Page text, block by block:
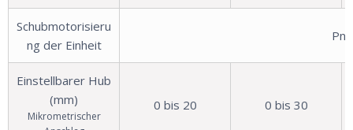
Schubmotorisieru
ng der Einheit
Einstellbarer Hub
(mm)
Mikrometrischer
0 bis 20 0 bis 30